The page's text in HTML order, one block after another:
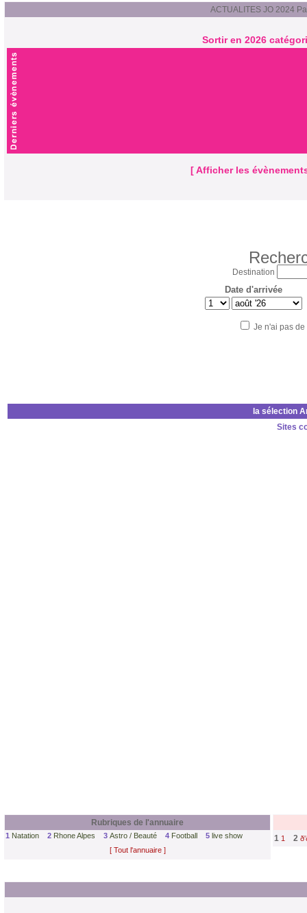
ACTUALITES JO 2024
Sortir en 2026
[ Afficher les
Destination
Date d'arrivée
Je n'ai pas
la sélection
Sites
Rubriques de l'annuaire
1 Natation 2 Rhone Alpes 3 Astro / Beauté 4 Football 5 live show
[ Tout l'annuaire ]
1 1 2